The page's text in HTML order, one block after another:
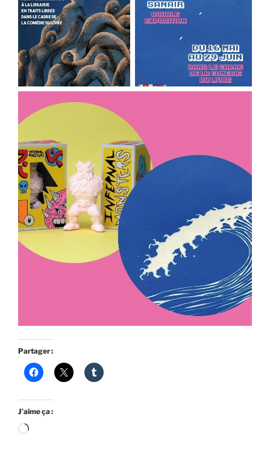
Partager :
J’aime ça :
Chargement…